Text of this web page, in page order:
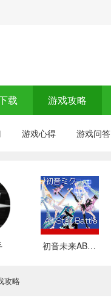
载 游戏攻略
游戏心得 游戏问答
初音未来ABS格斗
攻略